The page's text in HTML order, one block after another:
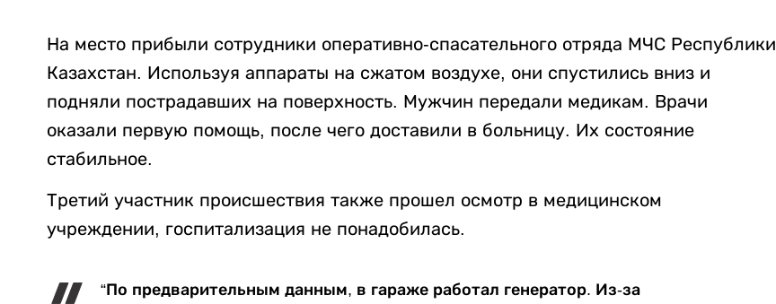
На место прибыли сотрудники оперативно-спасательного отряда МЧС Республики
Казахстан. Используя аппараты на сжатом воздухе, они спустились вниз и
подняли пострадавших на поверхность. Мужчин передали медикам. Врачи
оказали первую помощь, после чего доставили в больницу. Их состояние
стабильное.
Третий участник происшествия также прошел осмотр в медицинском
учреждении, госпитализация не понадобилась.
“По предварительным данным, в гараже работал генератор. Из-за